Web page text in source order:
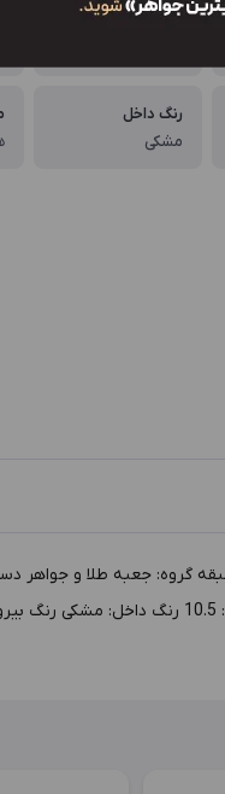
کاربرد
رنگ داخل
مشکی
2334 طول داخل: 23 عرض داخل: 32 ارتفاع داخل: